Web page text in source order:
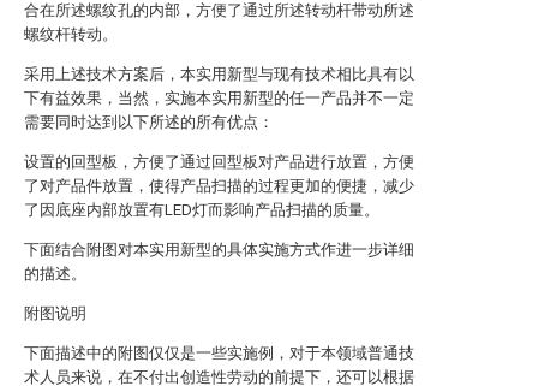
合在所述螺纹孔的内部，方便了通过所述转动杆带动所述
螺纹杆转动。
采用上述技术方案后，本实用新型与现有技术相比具有以
下有益效果，当然，实施本实用新型的任一产品并不一定
需要同时达到以下所述的所有优点：
设置的回型板，方便了通过回型板对产品进行放置，方便
了对产品件放置，使得产品扫描的过程更加的便捷，减少
了因底座内部放置有LED灯而影响产品扫描的质量。
下面结合附图对本实用新型的具体实施方式作进一步详细
的描述。
附图说明
下面描述中的附图仅仅是一些实施例，对于本领域普通技
术人员来说，在不付出创造性劳动的前提下，还可以根据